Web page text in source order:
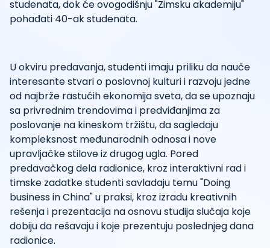
studenata, dok će ovogodišnju "Zimsku akademiju"
pohađati 40-ak studenata.
U okviru predavanja, studenti imaju priliku da nauče
interesante stvari o poslovnoj kulturi i razvoju jedne
od najbrže rastućih ekonomija sveta, da se upoznaju
sa privrednim trendovima i predviđanjima za
poslovanje na kineskom tržištu, da sagledaju
kompleksnost međunarodnih odnosa i nove
upravljačke stilove iz drugog ugla. Pored
predavačkog dela radionice, kroz interaktivni rad i
timske zadatke studenti savladaju temu "Doing
business in China" u praksi, kroz izradu kreativnih
rešenja i prezentacija na osnovu studija slučaja koje
dobiju da rešavaju i koje prezentuju poslednjeg dana
radionice.